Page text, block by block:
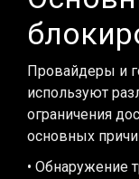
Провайдеры и
используют
ограничения
основных
• Обнаружение